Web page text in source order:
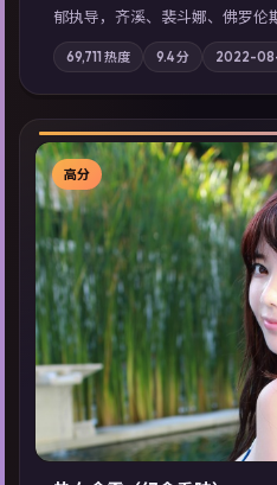
郁执导，齐溪、裴斗娜、佛罗伦
主轴，边境小镇的平静被一封匿
地域气质；站内亦可通过「国产
展检索同类型高分佳作，畅享高
69,711 热度 9.4分 2022-
高分